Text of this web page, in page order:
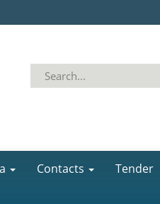
Contacts Tender